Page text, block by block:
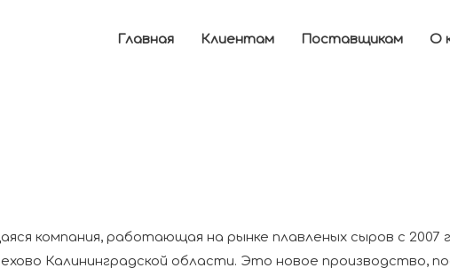
Главная Клиентам Поставщикам О
компания, работающая на рынке плавленых сыров с 2007
Калининградской области. Это новое производство,